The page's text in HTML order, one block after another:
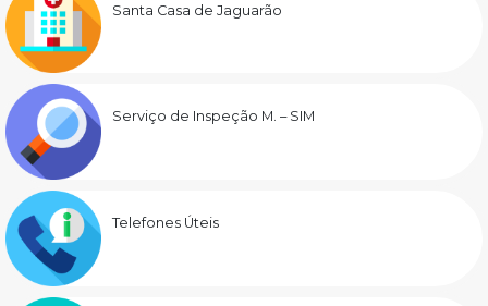
Santa Casa de Jaguarão
Serviço de Inspeção M. – SIM
Telefones Úteis